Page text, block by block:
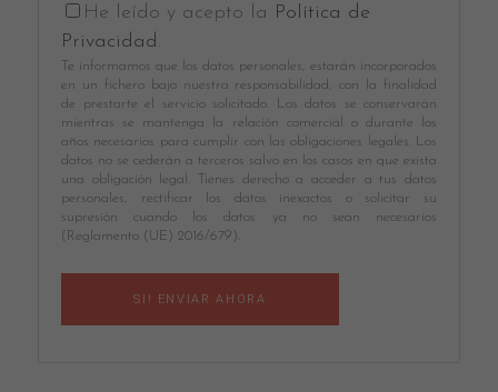
He leído y acepto la Política de
Privacidad .
Te informamos que los datos personales, estarán incorporados
en un fichero bajo nuestra responsabilidad, con la finalidad
de prestarte el servicio solicitado. Los datos se conservarán
mientras se mantenga la relación comercial o durante los
años necesarios para cumplir con las obligaciones legales. Los
datos no se cederán a terceros salvo en los casos en que exista
una obligación legal. Tienes derecho a acceder a tus datos
personales, rectificar los datos inexactos o solicitar su
supresión cuando los datos ya no sean necesarios
(Reglamento (UE) 2016/679).